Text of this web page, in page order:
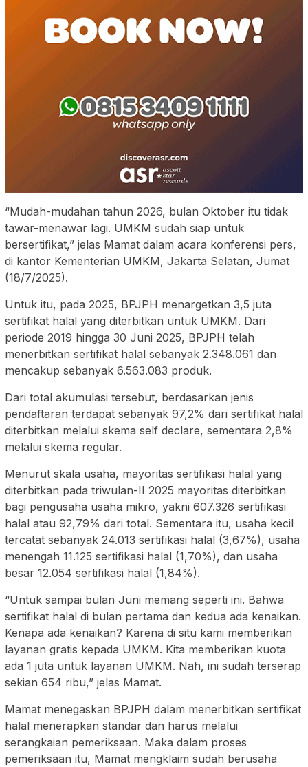
“Mudah-mudahan tahun 2026, bulan Oktober itu tidak
tawar-menawar lagi. UMKM sudah siap untuk
bersertifikat,” jelas Mamat dalam acara konferensi pers,
di kantor Kementerian UMKM, Jakarta Selatan, Jumat
(18/7/2025).
Untuk itu, pada 2025, BPJPH menargetkan 3,5 juta
sertifikat halal yang diterbitkan untuk UMKM. Dari
periode 2019 hingga 30 Juni 2025, BPJPH telah
menerbitkan sertifikat halal sebanyak 2.348.061 dan
mencakup sebanyak 6.563.083 produk.
Dari total akumulasi tersebut, berdasarkan jenis
pendaftaran terdapat sebanyak 97,2% dari sertifikat halal
diterbitkan melalui skema self declare, sementara 2,8%
melalui skema regular.
Menurut skala usaha, mayoritas sertifikasi halal yang
diterbitkan pada triwulan-II 2025 mayoritas diterbitkan
bagi pengusaha usaha mikro, yakni 607.326 sertifikasi
halal atau 92,79% dari total. Sementara itu, usaha kecil
tercatat sebanyak 24.013 sertifikasi halal (3,67%), usaha
menengah 11.125 sertifikasi halal (1,70%), dan usaha
besar 12.054 sertifikasi halal (1,84%).
“Untuk sampai bulan Juni memang seperti ini. Bahwa
sertifikat halal di bulan pertama dan kedua ada kenaikan.
Kenapa ada kenaikan? Karena di situ kami memberikan
layanan gratis kepada UMKM. Kita memberikan kuota
ada 1 juta untuk layanan UMKM. Nah, ini sudah terserap
sekian 654 ribu,” jelas Mamat.
Mamat menegaskan BPJPH dalam menerbitkan sertifikat
halal menerapkan standar dan harus melalui
serangkaian pemeriksaan. Maka dalam proses
pemeriksaan itu, Mamat mengklaim sudah berusaha